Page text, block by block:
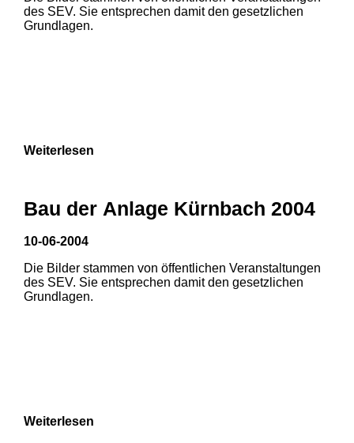
1 2 3
des SEV. Sie entsprechen damit den gesetzlichen
Grundlagen.
Weiterlesen
Bau der Anlage Kürnbach 2004
10-06-2004
Die Bilder stammen von öffentlichen Veranstaltungen
des SEV. Sie entsprechen damit den gesetzlichen
Grundlagen.
Weiterlesen